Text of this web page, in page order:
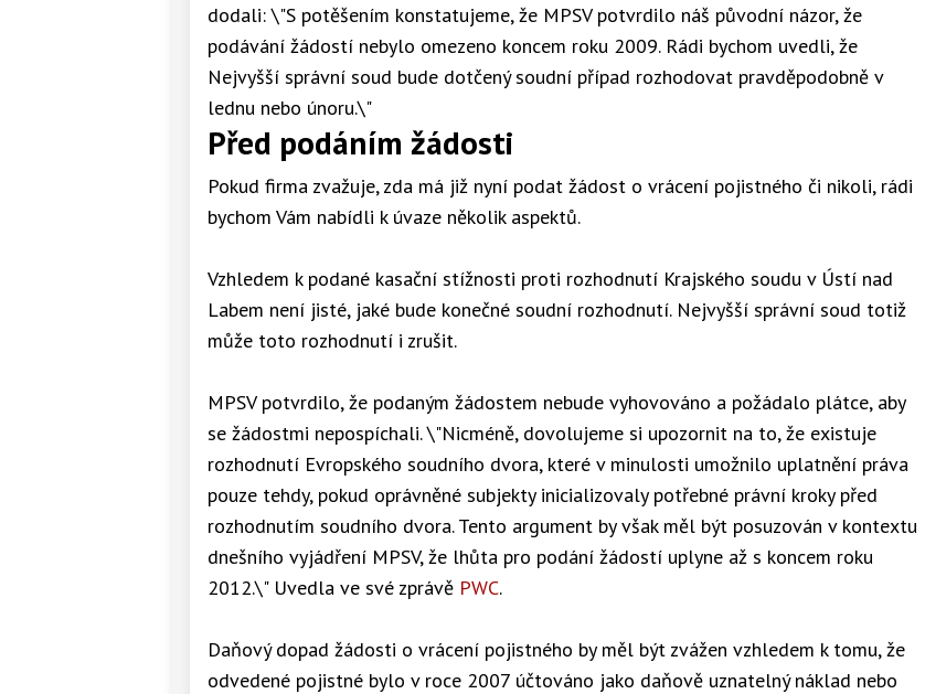
dodali: \"S potěšením konstatujeme, že MPSV potvrdilo náš původní názor, že
podávání žádostí nebylo omezeno koncem roku 2009. Rádi bychom uvedli, že
Nejvyšší správní soud bude dotčený soudní případ rozhodovat pravděpodobně v
lednu nebo únoru.\"
Před podáním žádosti
Pokud firma zvažuje, zda má již nyní podat žádost o vrácení pojistného či nikoli, rádi
bychom Vám nabídli k úvaze několik aspektů.
Vzhledem k podané kasační stížnosti proti rozhodnutí Krajského soudu v Ústí nad
Labem není jisté, jaké bude konečné soudní rozhodnutí. Nejvyšší správní soud totiž
může toto rozhodnutí i zrušit.
MPSV potvrdilo, že podaným žádostem nebude vyhovováno a požádalo plátce, aby
se žádostmi nepospíchali. \"Nicméně, dovolujeme si upozornit na to, že existuje
rozhodnutí Evropského soudního dvora, které v minulosti umožnilo uplatnění práva
pouze tehdy, pokud oprávněné subjekty inicializovaly potřebné právní kroky před
rozhodnutím soudního dvora. Tento argument by však měl být posuzován v kontextu
dnešního vyjádření MPSV, že lhůta pro podání žádostí uplyne až s koncem roku
2012.\" Uvedla ve své zprávě PWC.
Daňový dopad žádosti o vrácení pojistného by měl být zvážen vzhledem k tomu, že
odvedené pojistné bylo v roce 2007 účtováno jako daňově uznatelný náklad nebo